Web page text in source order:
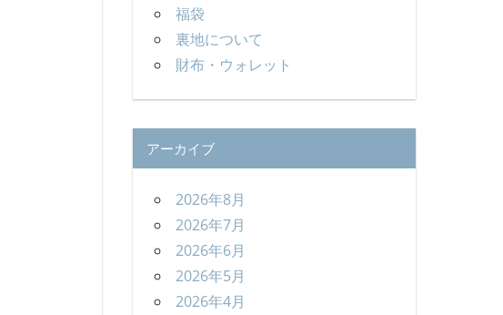
福袋
裏地について
財布・ウォレット
アーカイブ
2026年8月
2026年7月
2026年6月
2026年5月
2026年4月